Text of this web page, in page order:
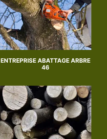
ENTREPRISE ABATTAGE ARBRE
46